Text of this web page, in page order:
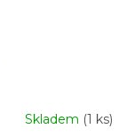
Skladem (1 ks)